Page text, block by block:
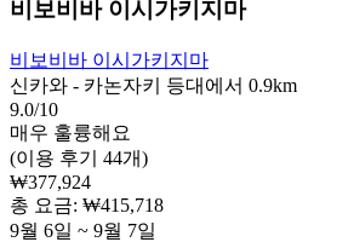
비보비바 이시가키지마
비보비바 이시가키지마
신카와 - 카논자키 등대에서 0.9km
9.0/10
매우 훌륭해요
(이용 후기 44개)
₩377,924
총 요금: ₩415,718
9월 6일 ~ 9월 7일